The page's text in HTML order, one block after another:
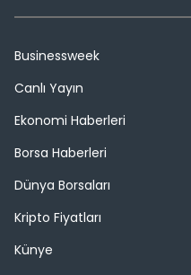
Businessweek
Canlı Yayın
Ekonomi Haberleri
Borsa Haberleri
Dünya Borsaları
Kripto Fiyatları
Künye